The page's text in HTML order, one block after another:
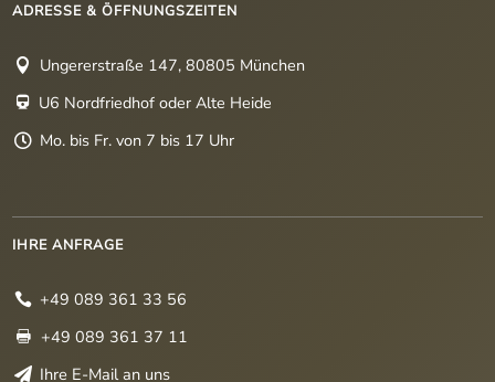
ADRESSE & ÖFFNUNGSZEITEN
 Ungererstraße 147, 80805 München
 U6 Nordfriedhof oder Alte Heide
 Mo. bis Fr. von 7 bis 17 Uhr
IHRE ANFRAGE
 +49 089 361 33 56
 +49 089 361 37 11
 Ihre E-Mail an uns